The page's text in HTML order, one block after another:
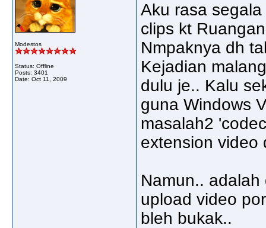
Modestos
Status: Offline
Posts: 3401
Date: Oct 11, 2009
Aku rasa
clips kt
Nmpaknya dh
Kejadian
dulu je.. Kalu
guna Windows
masalah2
extension video
Namun..
upload video
bleh bukak..